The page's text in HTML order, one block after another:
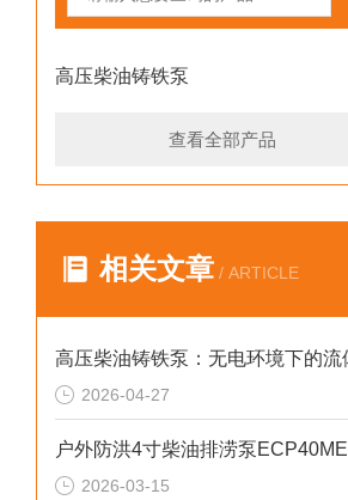
高压柴油铸铁泵
查看全部产品
相关文章 / ARTICLE
2026-04-27
户外防洪4寸柴油排涝泵ECP40ME
2026-03-15